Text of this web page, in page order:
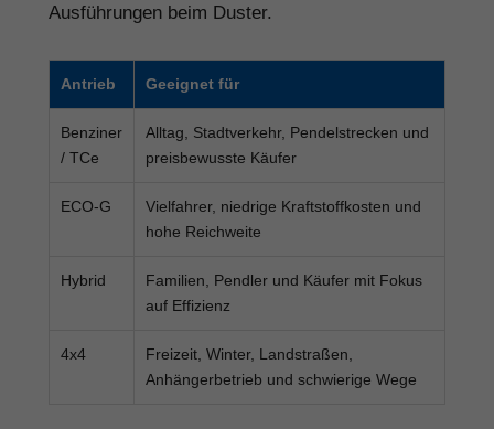
Ausführungen beim Duster.
Antrieb Geeignet für
Benziner
/ TCe
Alltag, Stadtverkehr, Pendelstrecken und
preisbewusste Käufer
ECO-G
Vielfahrer, niedrige Kraftstoffkosten und
hohe Reichweite
Hybrid
Familien, Pendler und Käufer mit Fokus
auf Effizienz
4x4
Freizeit, Winter, Landstraßen,
Anhängerbetrieb und schwierige Wege